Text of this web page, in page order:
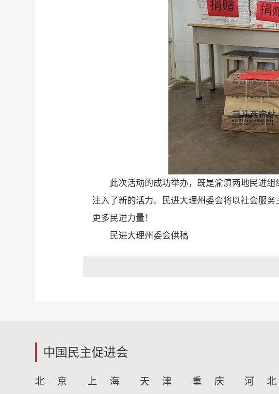
此次活动的成功举办，既是渝滇两地民进
注入了新的活力。民进大理州委会将以社会服
更多民进力量！
民进大理州委会供稿
中国民主促进会
北 京 上 海 天 津 重 庆 河 北